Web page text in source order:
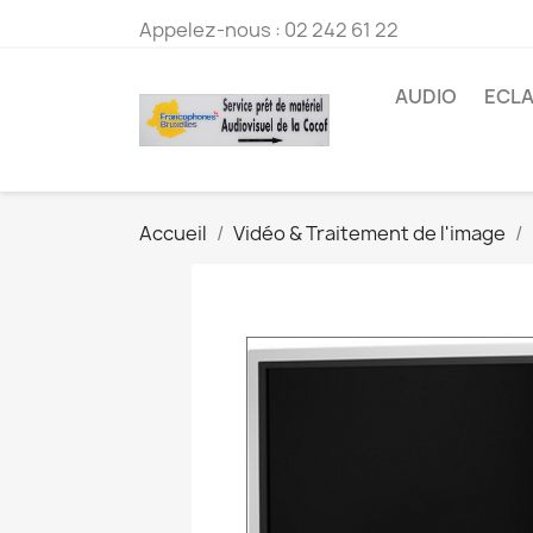
Appelez-nous : 02 242 61 22
AUDIO
Accueil Vidéo & Traitement de l'image